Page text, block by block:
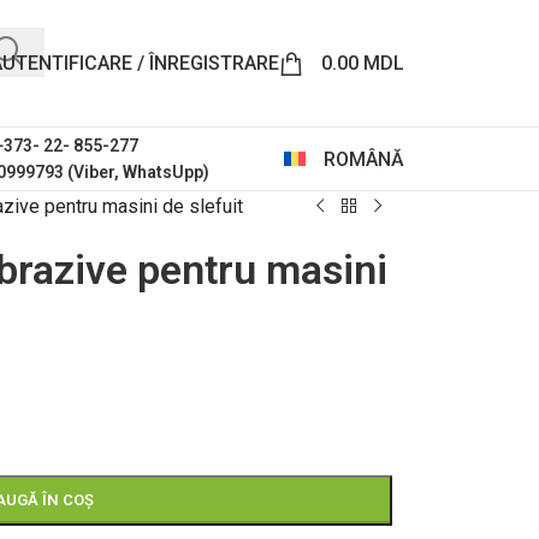
/ ÎNREGISTRARE 0.00 MDL
22- 855-277
(Viber, WhatsUpp)
ROMÂNĂ
pentru masini de slefuit
pentru masini
ÎN COȘ